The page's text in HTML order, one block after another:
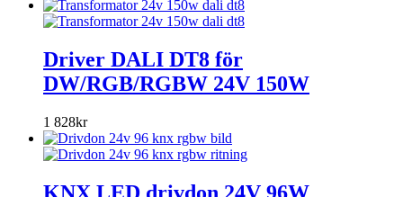
Driver DALI DT8 för
DW/RGB/RGBW 24V 150W
1 828kr